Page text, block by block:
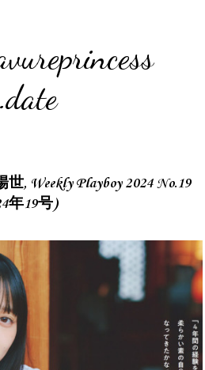
.date
世, Weekly Playboy 2024 No.19
年19号)